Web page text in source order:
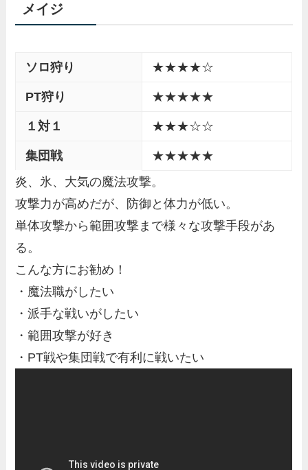
メイジ
ソロ狩り ★★★★☆
PT狩り ★★★★★
１対１ ★★★☆☆
集団戦
★★★★★
炎、氷、大気の魔法攻撃。
攻撃力が高めだが、防御と体力が低い。
単体攻撃から範囲攻撃まで様々な攻撃手段があ
る。
こんな方にお勧め！
・魔法職がしたい
・派手な戦いがしたい
・範囲攻撃が好き
・PT戦や集団戦で有利に戦いたい